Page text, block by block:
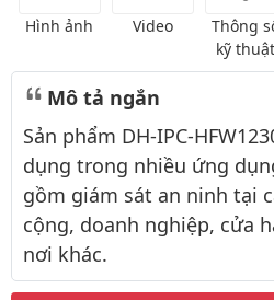
Hình ảnh Video
Thông
kỹ thuật
Mô tả ngắn
Sản phẩm DH-IPC-
dụng trong nhiều ứng
gồm giám sát an ninh tại
cộng, doanh nghiệp, cửa
nơi khác.